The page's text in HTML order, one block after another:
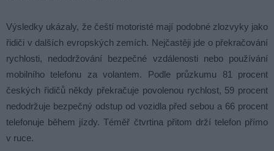
Výsledky ukázaly, že čeští motoristé mají podobné zlozvyky jako
řidiči v dalších evropských zemích. Nejčastěji jde o překračování
rychlosti, nedodržování bezpečné vzdálenosti nebo používání
mobilního telefonu za volantem. Podle průzkumu 81 procent
českých řidičů někdy překračuje povolenou rychlost, 59 procent
nedodržuje bezpečný odstup od vozidla před sebou a 66 procent
telefonuje během jízdy. Téměř čtvrtina přitom drží telefon přímo
v ruce.